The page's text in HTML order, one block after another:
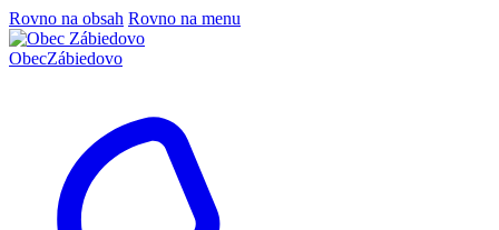
Rovno na obsah Rovno na menu
ObecZábiedovo